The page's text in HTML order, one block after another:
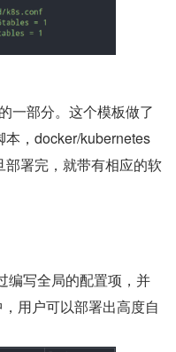
一部分。这个模板做了
，docker/kubernetes
署完，就带有相应的软
编写全局的配置项，并
用户可以部署出高度自